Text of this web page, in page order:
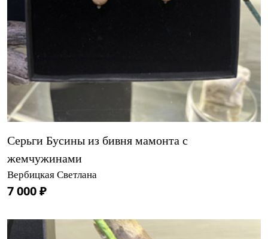
Серьги Бусины из бивня мамонта с
жемчужинами
Вербицкая Светлана
7 000 ₽